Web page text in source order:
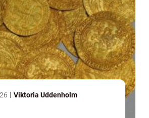
Viktoria Uddenholm